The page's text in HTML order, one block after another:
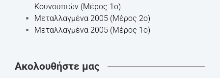
Κουνουπιών (Μέρος 1ο)
Mεταλλαγμένα 2005 (Μέρος 2ο)
Mεταλλαγμένα 2005 (Μέρος 1ο)
Ακολουθήστε μας